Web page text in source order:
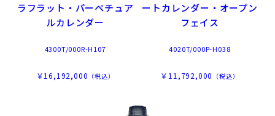
ラフラット・パーペチュア
ルカレンダー
4300T/000R-H107
￥16,192,000 （税込）
ートカレンダー・オープン
フェイス
4020T/000P-H038
￥11,792,000 （税込）